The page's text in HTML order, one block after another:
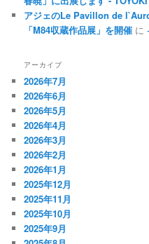
アジェのLe Pavillon de
「M84収蔵作品展」を開催 に
アーカイブ
2026年7月
2026年6月
2026年5月
2026年4月
2026年3月
2026年2月
2026年1月
2025年12月
2025年11月
2025年10月
2025年9月